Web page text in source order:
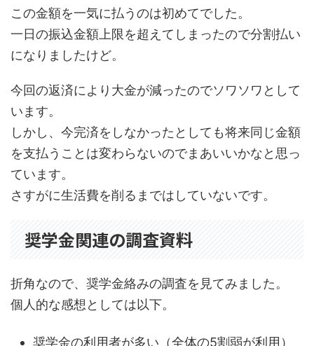
この金額を一気に払うのは初めてでした。
一日の振込金額上限を超えてしまったので分割払い
になりましたけど。
今回の返済により大金が減ったのでソワソワとして
います。
しかし、今完済をしなかったとしても将来同じ金額
を支払うことは変わらないのでまあいいかなと思っ
ています。
さすがに生活費を削るまではしていないです。
奨学金関連の調査資料
折角なので、奨学金絡みの調査を見てみました。
個人的な感想としては以下。
奨学金の利用者が多い（全体の5割弱が利用）